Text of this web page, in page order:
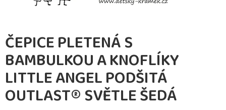
ČEPICE PLETENÁ S
BAMBULKOU A KNOFLÍKY
LITTLE ANGEL PODŠITÁ
OUTLAST® SVĚTLE ŠEDÁ